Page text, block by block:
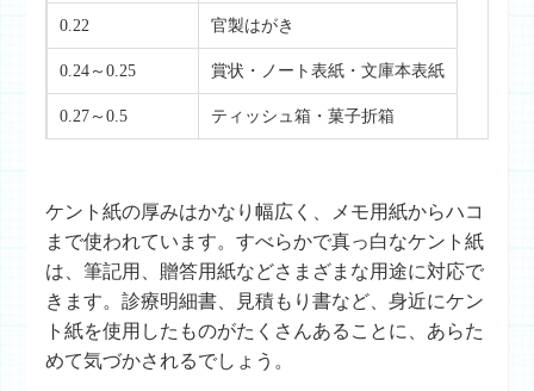
0.22 官製はがき
0.24～0.25 賞状・ノート表紙・文庫本表紙
0.27～0.5 ティッシュ箱・菓子折箱
ケント紙の厚みはかなり幅広く、メモ用紙からハコ
まで使われています。すべらかで真っ白なケント紙
は、筆記用、贈答用紙などさまざまな用途に対応で
きます。診療明細書、見積もり書など、身近にケン
ト紙を使用したものがたくさんあることに、あらた
めて気づかされるでしょう。